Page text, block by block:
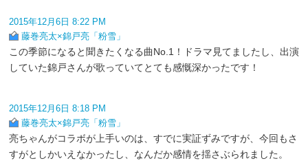
2015年12月6日 8:22 PM
藤巻亮太×錦戸亮「粉雪」
この季節になると聞きたくなる曲No.1！ドラマ見てましたし、出演
していた錦戸さんが歌っていてとても感慨深かったです！
2015年12月6日 8:18 PM
藤巻亮太×錦戸亮「粉雪」
亮ちゃんがコラボが上手いのは、すでに実証ずみですが、今回もさ
すがとしかいえなかったし、なんだか感情を揺さぶられました。